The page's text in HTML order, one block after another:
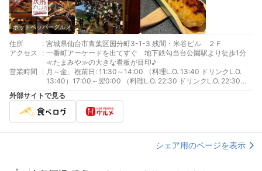
ホットペッパーグルメ
住所 : 宮城県仙台市青葉区国分町3-1-3 残間・米谷ビル ２Ｆ
アクセス
: 一番町アーケードを出てすぐ 地下鉄勾当台公園駅より徒歩1分
≪たまみや≫の大きな看板が目印♪
営業時間
: 月～金、祝前日: 11:30～14:00 （料理L.O. 13:40 ドリンクL.O.
13:40）17:00～翌0:00 （料理L.O. 22:30 ドリンクL.O. 22:30）
土、祝日: 17:00～翌0:00 （料理L.O. 22:30 ドリンクL.O. 22:30）
外部サイトで見る
シェア用のページを表示